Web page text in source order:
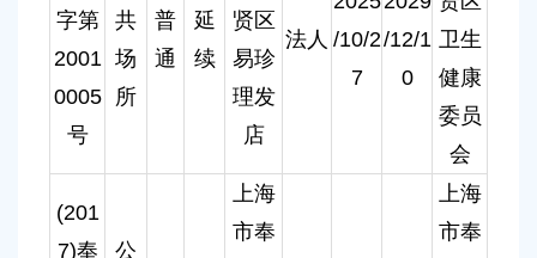
字第
2001
0005
号
共
场
所
普
通
延
续
贤区
易珍
理发
店
法人 /10/2
7
/12/1
0
卫生
健康
委员
会
(201
7)奉
公
上海
市奉
上海
市奉